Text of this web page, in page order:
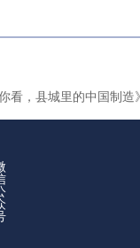
看，县城里的中国制造